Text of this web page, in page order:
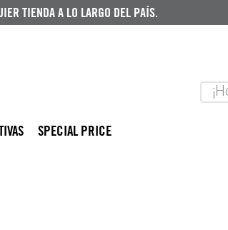
TIENDA A LO LARGO DEL PAÍS.
SPECIAL PRICE